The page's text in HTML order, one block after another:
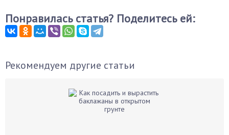
Понравилась статья? Поделитесь ей:
Рекомендуем другие статьи